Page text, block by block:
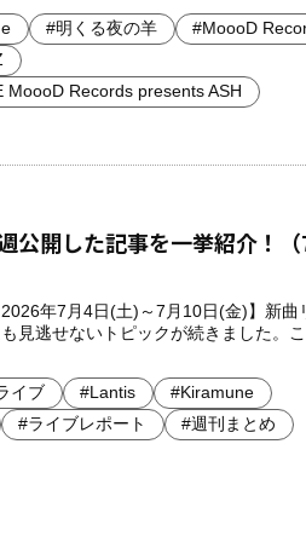
#明くる夜の羊
#MoooD
MoooD Records presents ASH
公開した記事を一挙紹介！
年7月4日(土)～7月10日(金)】新曲
見逃せないトピックが続きました。
イブ #Lantis
#Kiramune
#ライブレポート #週刊まとめ